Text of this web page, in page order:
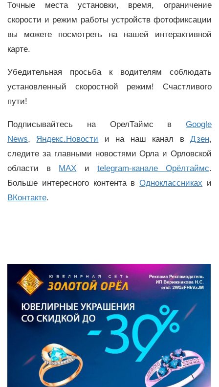
Точные места установки, время, ограничение
скорости и режим работы устройств фотофиксации
вы можете посмотреть на нашей интерактивной
карте.
Убедительная просьба к водителям соблюдать
установленный скоростной режим! Счастливого
пути!
Подписывайтесь на ОрелТаймс в Google
News, Яндекс.Новости и на наш канал вДзен,
следите за главными новостями Орла и Орловской
области в MAX и telegram-канале Орёлтаймс.
Больше интересного контента вОдноклассниках и
ВКонтакте.